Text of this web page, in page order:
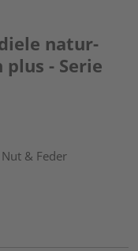
natur-
- Serie
& Feder